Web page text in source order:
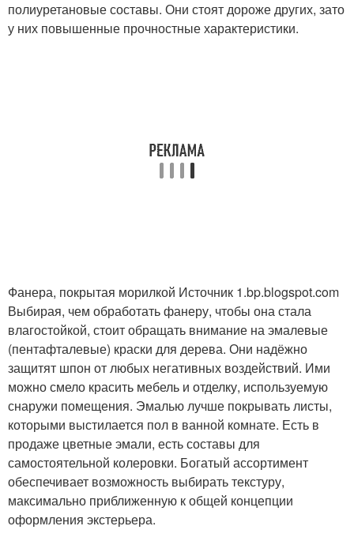
полиуретановые составы. Они стоят дороже других, зато
у них повышенные прочностные характеристики.
Фанера, покрытая морилкой Источник 1.bp.blogspot.com
Выбирая, чем обработать фанеру, чтобы она стала
влагостойкой, стоит обращать внимание на эмалевые
(пентафталевые) краски для дерева. Они надёжно
защитят шпон от любых негативных воздействий. Ими
можно смело красить мебель и отделку, используемую
снаружи помещения. Эмалью лучше покрывать листы,
которыми выстилается пол в ванной комнате. Есть в
продаже цветные эмали, есть составы для
самостоятельной колеровки. Богатый ассортимент
обеспечивает возможность выбирать текстуру,
максимально приближенную к общей концепции
оформления экстерьера.